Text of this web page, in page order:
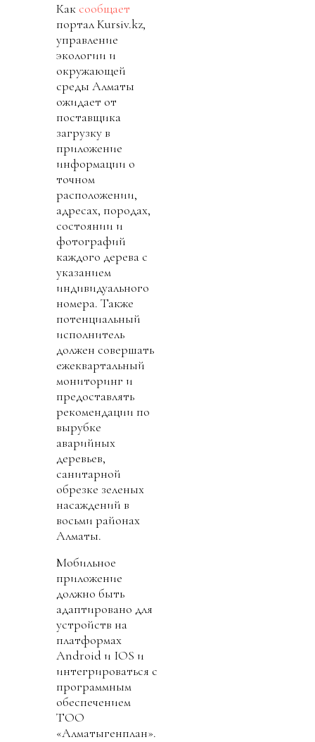
Как сообщает
портал Kursiv.kz,
управление
экологии и
окружающей
среды Алматы
ожидает от
поставщика
загрузку в
приложение
информации о
точном
расположении,
адресах, породах,
состоянии и
фотографий
каждого дерева с
указанием
индивидуального
номера. Также
потенциальный
исполнитель
должен совершать
ежеквартальный
мониторинг и
предоставлять
рекомендации по
вырубке
аварийных
деревьев,
санитарной
обрезке зеленых
насаждений в
восьми районах
Алматы.
Мобильное
приложение
должно быть
адаптировано для
устройств на
платформах
Android и IOS и
интегрироваться с
программным
обеспечением
ТОО
«Алматыгенплан».